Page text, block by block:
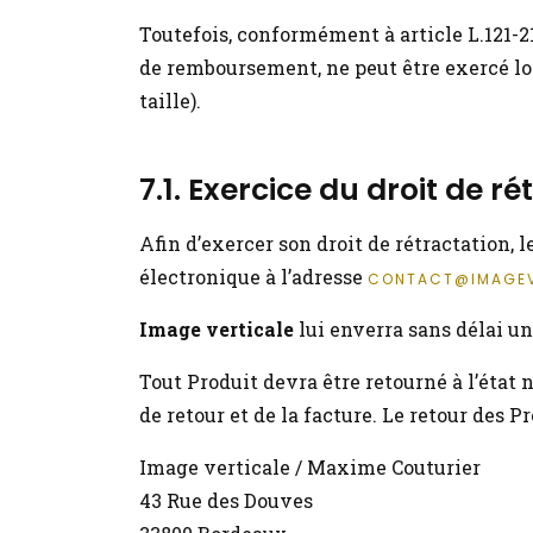
Toutefois, conformément à article L.121-
de remboursement, ne peut être exercé
taille).
7.1. Exercice du droit de
Afin d’exercer son droit de rétractation,
électronique à l’adresse
Image verticale lui enverra sans délai
Tout Produit devra être retourné à l’état
de retour et de la facture. Le retour des
Image verticale / Maxime Couturier
43 Rue des Douves